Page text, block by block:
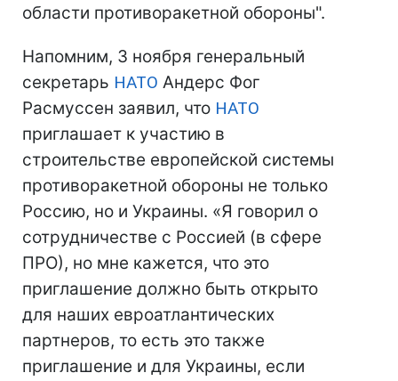
области противоракетной обороны".
Напомним, 3 ноября генеральный
секретарь НАТО Андерс Фог
Расмуссен заявил, что НАТО
приглашает к участию в
строительстве европейской системы
противоракетной обороны не только
Россию, но и Украины. «Я говорил о
сотрудничестве с Россией (в сфере
ПРО), но мне кажется, что это
приглашение должно быть открыто
для наших евроатлантических
партнеров, то есть это также
приглашение и для Украины, если